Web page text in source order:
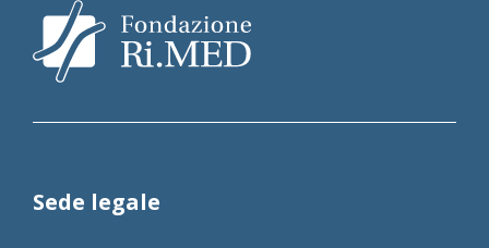
Sede legale